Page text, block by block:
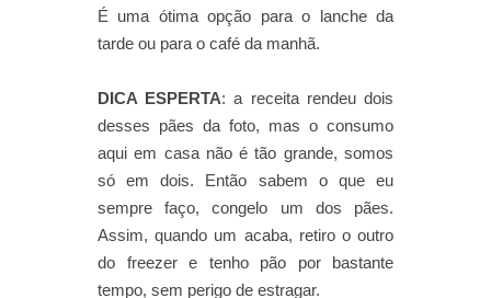
É uma ótima opção para o lanche da
tarde ou para o café da manhã.
DICA ESPERTA: a receita rendeu dois
desses pães da foto, mas o consumo
aqui em casa não é tão grande, somos
só em dois. Então sabem o que eu
sempre faço, congelo um dos pães.
Assim, quando um acaba, retiro o outro
do freezer e tenho pão por bastante
tempo, sem perigo de estragar.